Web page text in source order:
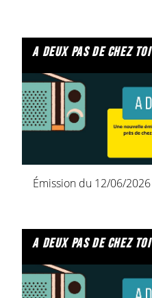
a deux pas de chez toi
Émission du 12/06/2026
a deux pas de chez toi